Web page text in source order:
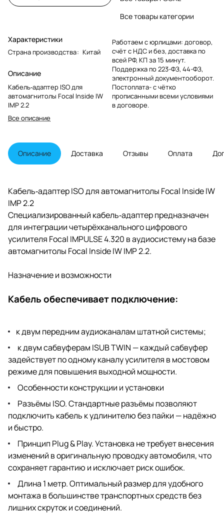
Характеристики
Страна производства: Китай
Описание
Кабель‑адаптер ISO для
автомагнитолы Focal Inside IW
IMP 2.2
Все описание
Все товары категории
Работаем с юрлицами: договор,
счёт с НДС и без, доставка по
всей РФ, КП за 15 минут.
Поддержка по 223-ФЗ, 44-ФЗ,
электронный документооборот.
Постоплата- с чётко
прописанными всеми условиями
в договоре.
Описание Доставка Отзывы Оплата
Кабель‑адаптер ISO для автомагнитолы Focal Inside IW
IMP 2.2
Специализированный кабель‑адаптер предназначен
для интеграции четырёхканального цифрового
усилителя Focal IMPULSE 4.320 в аудиосистему на базе
автомагнитолы Focal Inside IW IMP 2.2.
Назначение и возможности
Кабель обеспечивает подключение:
к двум передним аудиоканалам штатной системы;
к двум сабвуферам ISUB TWIN — каждый сабвуфер
задействует по одному каналу усилителя в мостовом
режиме для повышения выходной мощности.
Особенности конструкции и установки
Разъёмы ISO. Стандартные разъёмы позволяют
подключить кабель к удлинителю без пайки — надёжно
и быстро.
Принцип Plug & Play. Установка не требует внесения
изменений в оригинальную проводку автомобиля, что
сохраняет гарантию и исключает риск ошибок.
Длина 1 метр. Оптимальный размер для удобного
монтажа в большинстве транспортных средств без
лишних скруток и соединений.